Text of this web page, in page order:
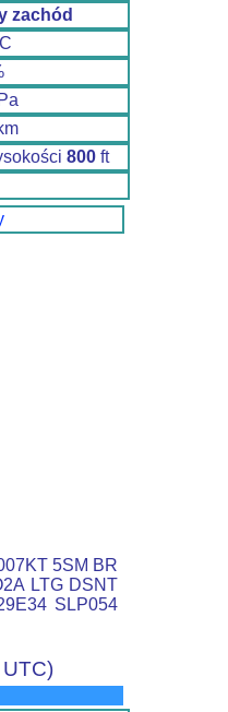
zachód
800ft
5SM BR
LTG DSNT
SLP054